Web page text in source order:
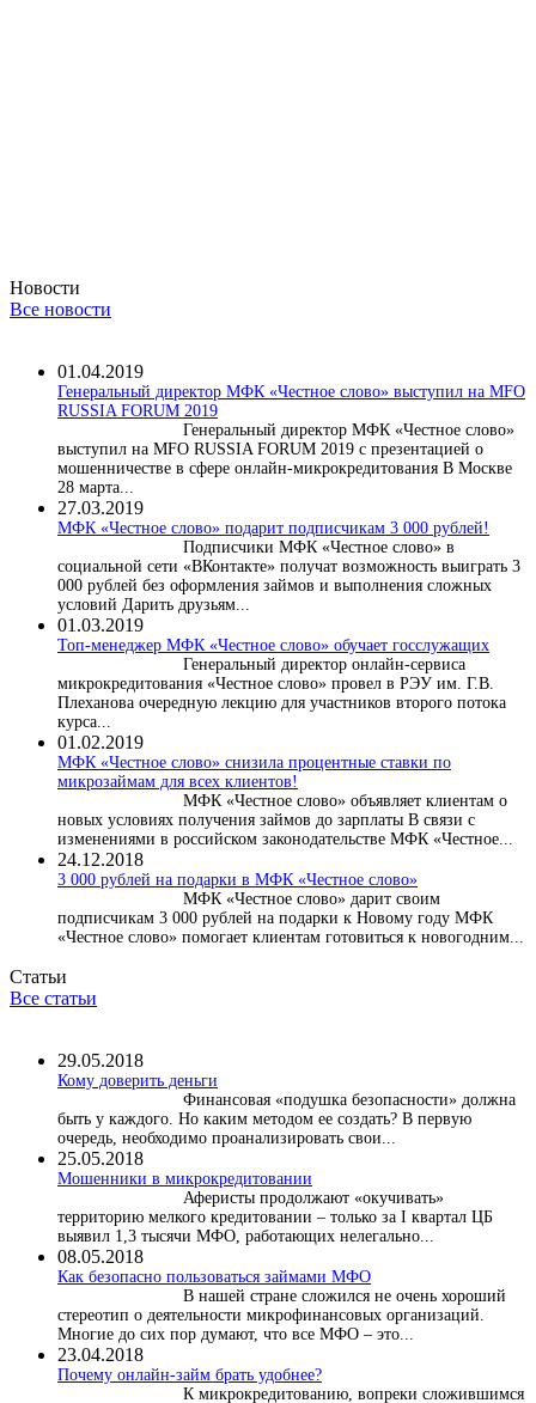
Новости
Все новости
01.04.2019
Генеральный директор МФК «Честное слово» выступил на MFO
RUSSIA FORUM 2019
Генеральный директор МФК «Честное слово»
выступил на MFO RUSSIA FORUM 2019 с презентацией о
мошенничестве в сфере онлайн-микрокредитования В Москве
28 марта...
27.03.2019
МФК «Честное слово» подарит подписчикам 3 000 рублей!
Подписчики МФК «Честное слово» в
социальной сети «ВКонтакте» получат возможность выиграть 3
000 рублей без оформления займов и выполнения сложных
условий Дарить друзьям...
01.03.2019
Топ-менеджер МФК «Честное слово» обучает госслужащих
Генеральный директор онлайн-сервиса
микрокредитования «Честное слово» провел в РЭУ им. Г.В.
Плеханова очередную лекцию для участников второго потока
курса...
01.02.2019
МФК «Честное слово» снизила процентные ставки по
микрозаймам для всех клиентов!
МФК «Честное слово» объявляет клиентам о
новых условиях получения займов до зарплаты В связи с
изменениями в российском законодательстве МФК «Честное...
24.12.2018
3 000 рублей на подарки в МФК «Честное слово»
МФК «Честное слово» дарит своим
подписчикам 3 000 рублей на подарки к Новому году МФК
«Честное слово» помогает клиентам готовиться к новогодним...
Статьи
Все статьи
29.05.2018
Кому доверить деньги
Финансовая «подушка безопасности» должна
быть у каждого. Но каким методом ее создать? В первую
очередь, необходимо проанализировать свои...
25.05.2018
Мошенники в микрокредитовании
Аферисты продолжают «окучивать»
территорию мелкого кредитовании – только за I квартал ЦБ
выявил 1,3 тысячи МФО, работающих нелегально...
08.05.2018
Как безопасно пользоваться займами МФО
В нашей стране сложился не очень хороший
стереотип о деятельности микрофинансовых организаций.
Многие до сих пор думают, что все МФО – это...
23.04.2018
Почему онлайн-займ брать удобнее?
К микрокредитованию, вопреки сложившимся